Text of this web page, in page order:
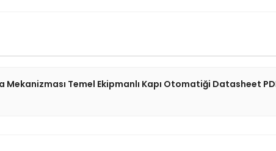
Mekanizması Temel Ekipmanlı Kapı Otomatiği Datasheet